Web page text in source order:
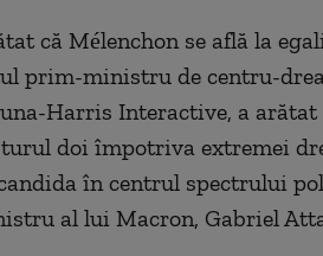
că Mélenchon se află la
prim-ministru de centru-
Harris Interactive, a arătat
doi împotriva extremei
în centrul spectrului
al lui Macron, Gabriel